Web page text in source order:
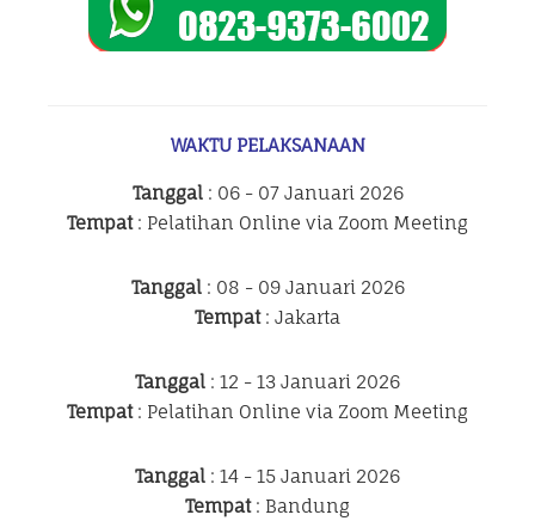
WAKTU PELAKSANAAN
Tanggal: 06 - 07 Januari 2026
Tempat: Pelatihan Online via Zoom Meeting
Tanggal: 08 - 09 Januari 2026
Tempat: Jakarta
Tanggal : 12 - 13 Januari 2026
Tempat: Pelatihan Online via Zoom Meeting
Tanggal : 14 - 15 Januari 2026
Tempat: Bandung